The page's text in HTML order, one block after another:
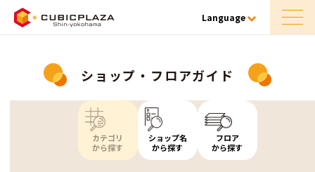
Language
ショップ・フロアガイド
カテゴリ
から探す
ショップ名
から探す
フロア
から探す